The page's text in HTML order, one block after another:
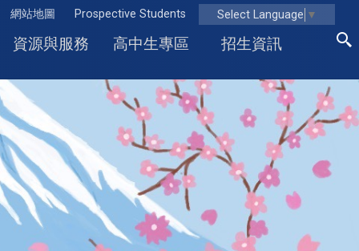
網站地圖 Prospective Students Select Language ▼
資源與服務 高中生專區 招生資訊